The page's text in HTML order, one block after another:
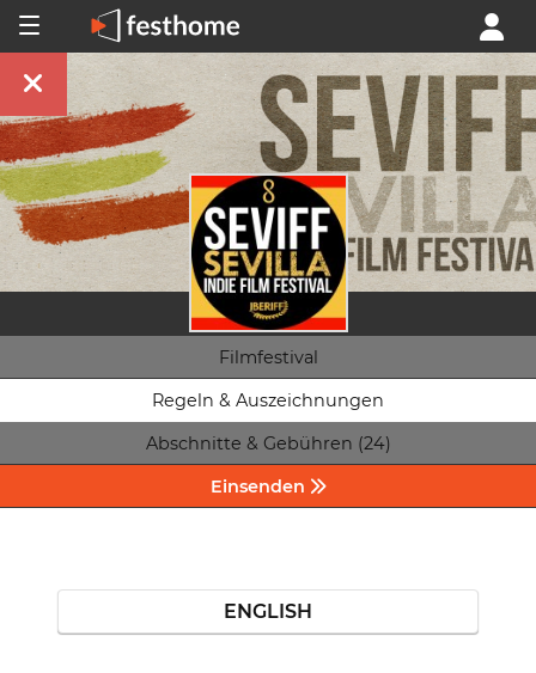
Filmfestival
Regeln & Auszeichnungen
Abschnitte & Gebühren (24)
Einsenden
ENGLISH